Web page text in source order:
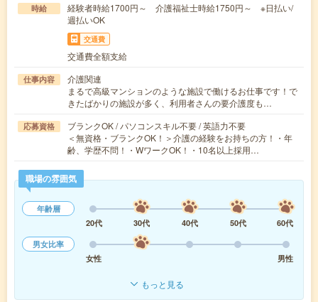
時給
経験者時給1700円～ 介護福祉士時給1750円～ ※日払い/
週払いOK
交通費
交通費全額支給
仕事内容
介護関連
まるで高級マンションのような施設で働けるお仕事です！で
きたばかりの施設が多く、利用者さんの要介護度も…
応募資格
ブランクOK / パソコンスキル不要 / 英語力不要
＜無資格・ブランクOK！＞介護の経験をお持ちの方！・年
齢、学歴不問！・WワークOK！・10名以上採用…
職場の雰囲気
年齢層
20代
30代 40代 50代
60代
男女比率
女性
男性
もっと見る